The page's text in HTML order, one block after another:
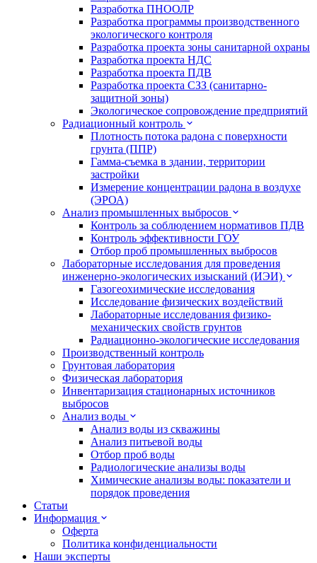
Разработка ПНООЛР
Разработка программы производственного
экологического контроля
Разработка проекта зоны санитарной охраны
Разработка проекта НДС
Разработка проекта ПДВ
Разработка проекта СЗЗ (санитарно-
защитной зоны)
Экологическое сопровождение предприятий
Радиационный контроль
Плотность потока радона с поверхности
грунта (ППР)
Гамма-съемка в здании, территории
застройки
Измерение концентрации радона в воздухе
(ЭРОА)
Анализ промышленных выбросов
Контроль за соблюдением нормативов ПДВ
Контроль эффективности ГОУ
Отбор проб промышленных выбросов
Лабораторные исследования для проведения
инженерно-экологических изысканий (ИЭИ)
Газогеохимические исследования
Исследование физических воздействий
Лабораторные исследования физико-
механических свойств грунтов
Радиационно-экологические исследования
Производственный контроль
Грунтовая лаборатория
Физическая лаборатория
Инвентаризация стационарных источников
выбросов
Анализ воды
Анализ воды из скважины
Анализ питьевой воды
Отбор проб воды
Радиологические анализы воды
Химические анализы воды: показатели и
порядок проведения
Статьи
Информация
Оферта
Политика конфиденциальности
Наши эксперты